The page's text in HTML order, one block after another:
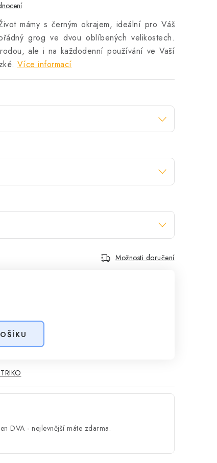
mámy s černým okrajem, ideální pro Váš
grog ve dvou oblíbených velikostech.
ale i na každodenní používání ve Vaší
Více informací
Možnosti doručení
DVA - nejlevnější máte zdarma.